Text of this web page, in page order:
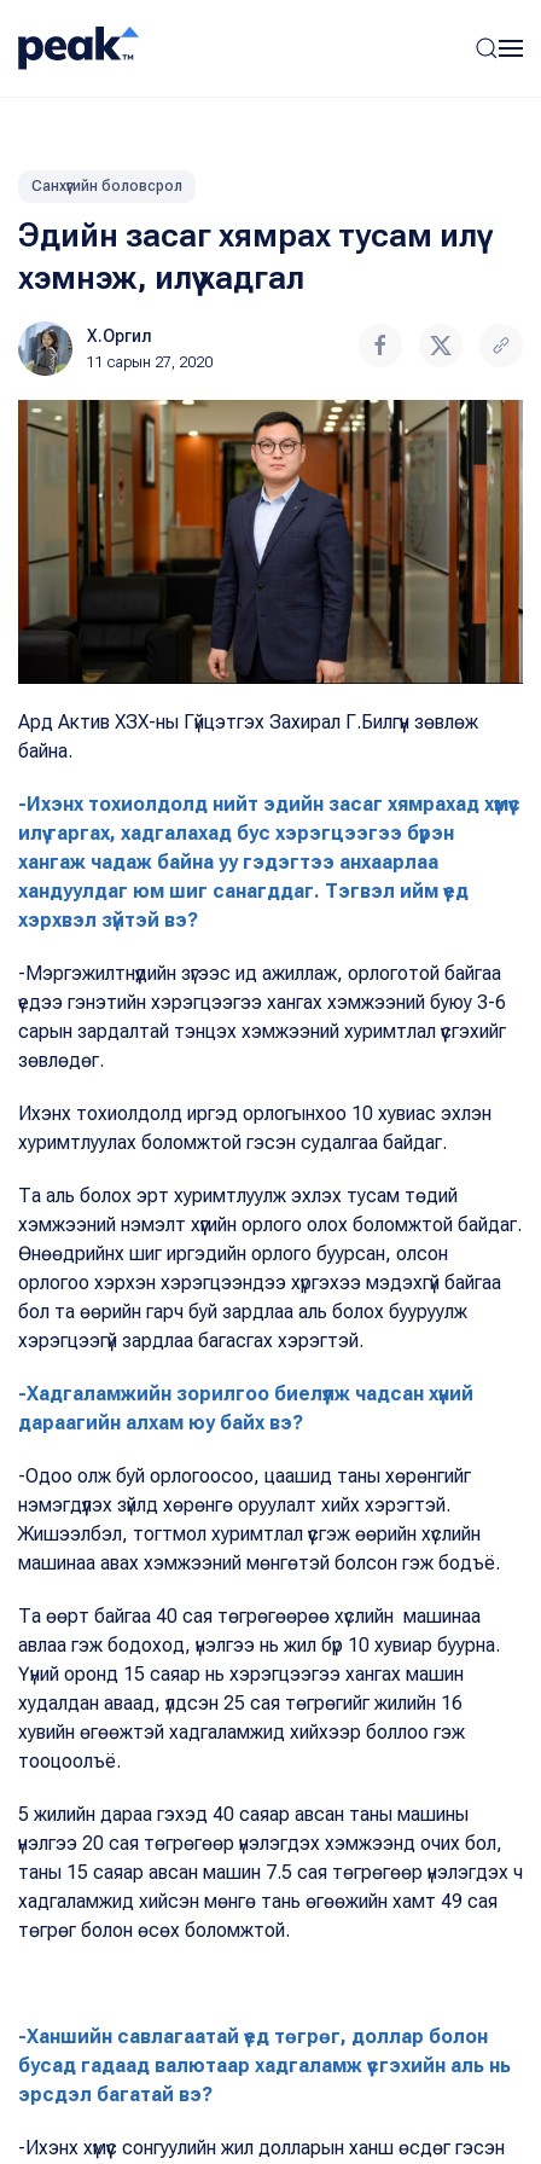
Санхүүгийн боловсрол
Эдийн засаг хямрах тусам илүү
хэмнэж, илүү хадгал
Х.Оргил
11 сарын 27, 2020
Ард Актив ХЗХ-ны Гүйцэтгэх Захирал Г.Билгүүн зөвлөж
байна.
-Ихэнх тохиолдолд нийт эдийн засаг хямрахад хүмүүс
илүү гаргах, хадгалахад бус хэрэгцээгээ бүрэн
хангаж чадаж байна уу гэдэгтээ анхаарлаа
хандуулдаг юм шиг санагддаг. Тэгвэл ийм үед
хэрхвэл зүйтэй вэ?
-Мэргэжилтнүүдийн зүгээс ид ажиллаж, орлоготой байгаа
үедээ гэнэтийн хэрэгцээгээ хангах хэмжээний буюу 3-6
сарын зардалтай тэнцэх хэмжээний хуримтлал үүсгэхийг
зөвлөдөг.
Ихэнх тохиолдолд иргэд орлогынхоо 10 хувиас эхлэн
хуримтлуулах боломжтой гэсэн судалгаа байдаг.
Та аль болох эрт хуримтлуулж эхлэх тусам төдий
хэмжээний нэмэлт хүүгийн орлого олох боломжтой байдаг.
Өнөөдрийнх шиг иргэдийн орлого буурсан, олсон
орлогоо хэрхэн хэрэгцээндээ хүргэхээ мэдэхгүй байгаа
бол та өөрийн гарч буй зардлаа аль болох бууруулж
хэрэгцээгүй зардлаа багасгах хэрэгтэй.
-Хадгаламжийн зорилгоо биелүүлж чадсан хүний
дараагийн алхам юу байх вэ?
-Одоо олж буй орлогоосоо, цаашид таны хөрөнгийг
нэмэгдүүлэх зүйлд хөрөнгө оруулалт хийх хэрэгтэй.
Жишээлбэл, тогтмол хуримтлал үүсгэж өөрийн хүслийн
машинаа авах хэмжээний мөнгөтэй болсон гэж бодъё.
Та өөрт байгаа 40 сая төгрөгөөрөө хүслийн машинаа
авлаа гэж бодоход, үнэлгээ нь жил бүр 10 хувиар буурна.
Үүний оронд 15 саяар нь хэрэгцээгээ хангах машин
худалдан аваад, үлдсэн 25 сая төгрөгийг жилийн 16
хувийн өгөөжтэй хадгаламжид хийхээр боллоо гэж
тооцоолъё.
5 жилийн дараа гэхэд 40 саяар авсан таны машины
үнэлгээ 20 сая төгрөгөөр үнэлэгдэх хэмжээнд очих бол,
таны 15 саяар авсан машин 7.5 сая төгрөгөөр үнэлэгдэх ч
хадгаламжид хийсэн мөнгө тань өгөөжийн хамт 49 сая
төгрөг болон өсөх боломжтой.
-Ханшийн савлагаатай үед төгрөг, доллар болон
бусад гадаад валютаар хадгаламж үүсгэхийн аль нь
эрсдэл багатай вэ?
-Ихэнх хүмүүс сонгуулийн жил долларын ханш өсдөг гэсэн